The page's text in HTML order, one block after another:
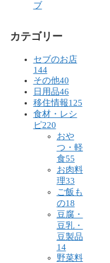
ブ
カテゴリー
セブのお店
144
その他40
日用品46
移住情報125
食材・レシ
ピ220
おや
つ・軽
食55
お肉料
理33
ご飯も
の18
豆腐・
豆乳・
豆製品
14
野菜料